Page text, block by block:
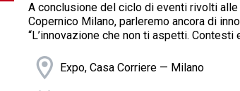
A conclusione del ciclo di eventi rivolti
Copernico Milano, parleremo ancora di
“L’innovazione che non ti aspetti.
Expo, Casa Corriere — Milano